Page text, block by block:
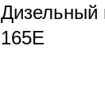
Дизельный
165E